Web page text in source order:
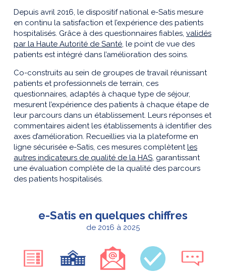
Depuis avril 2016, le dispositif national e-Satis mesure
en continu la satisfaction et l’expérience des patients
hospitalisés. Grâce à des questionnaires fiables, validés
par la Haute Autorité de Santé, le point de vue des
patients est intégré dans l’amélioration des soins.
Co-construits au sein de groupes de travail réunissant
patients et professionnels de terrain, ces
questionnaires, adaptés à chaque type de séjour,
mesurent l’expérience des patients à chaque étape de
leur parcours dans un établissement. Leurs réponses et
commentaires aident les établissements à identifier des
axes d’amélioration. Recueillies via la plateforme en
ligne sécurisée e-Satis, ces mesures complètentles
autres indicateurs de qualité de la HAS, garantissant
une évaluation complète de la qualité des parcours
des patients hospitalisés.
e-Satis en quelques chiffres
de 2016 à 2025